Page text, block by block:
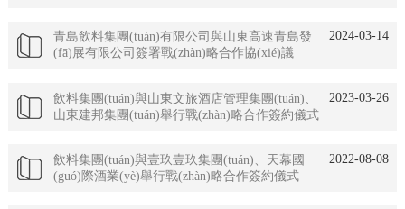
2024-03-14
青島飲料集團(tuán)有限公司與山東高速青島發
(fā)展有限公司簽署戰(zhàn)略合作協(xié)議
2023-03-26
飲料集團(tuán)與山東文旅酒店管理集團(tuán)、
山東建邦集團(tuán)舉行戰(zhàn)略合作簽約儀式
2022-08-08
飲料集團(tuán)與壹玖壹玖集團(tuán)、天幕國
(guó)際酒業(yè)舉行戰(zhàn)略合作簽約儀式